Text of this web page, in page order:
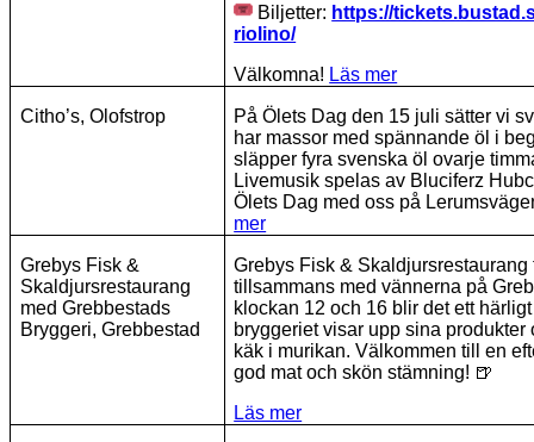
Biljetter: https://
riolino/
Välkomna! Läs mer
Citho’s, Olofstrop
På Ölets Dag den 15 juli sätter vi
har massor med spännande öl i
släpper fyra svenska öl ovarje
Livemusik spelas av Bluciferz
Ölets Dag med oss på
mer
Grebys Fisk &
Skaldjursrestaurang
med Grebbestads
Bryggeri, Grebbestad
Grebys Fisk & Skaldjursrestaurang
tillsammans med vännerna på
klockan 12 och 16 blir det ett
bryggeriet visar upp sina
käk i murikan. Välkommen till en
god mat och skön stämning! 🍺
Läs mer